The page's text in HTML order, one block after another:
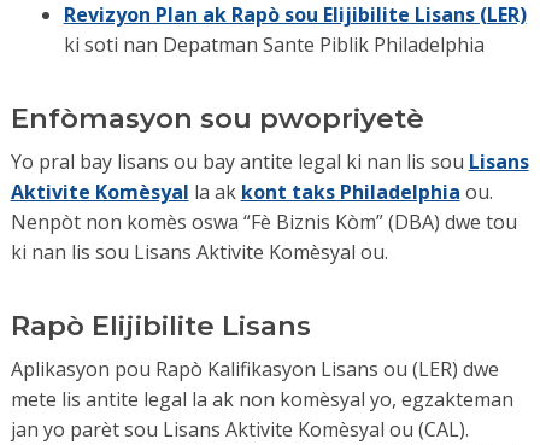
Revizyon Plan ak Rapò sou Elijibilite Lisans (LER)
ki soti nan Depatman Sante Piblik Philadelphia
Enfòmasyon sou pwopriyetè
Yo pral bay lisans ou bay antite legal ki nan lis sou Lisans
Aktivite Komèsyal la ak kont taks Philadelphia ou.
Nenpòt non komès oswa “Fè Biznis Kòm” (DBA) dwe tou
ki nan lis sou Lisans Aktivite Komèsyal ou.
Rapò Elijibilite Lisans
Aplikasyon pou Rapò Kalifikasyon Lisans ou (LER) dwe
mete lis antite legal la ak non komèsyal yo, egzakteman
jan yo parèt sou Lisans Aktivite Komèsyal ou (CAL).